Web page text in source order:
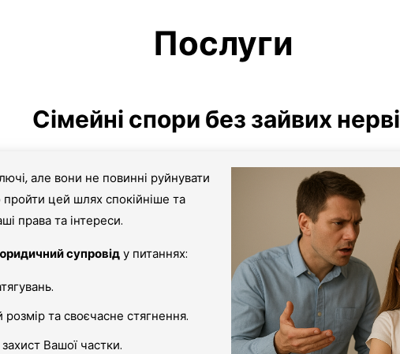
Послуги
Сімейні спори без зайвих
але вони не повинні руйнувати
цей шлях спокійніше та
права та інтереси.
супровіду питаннях:
та своєчасне стягнення.
Вашої частки.